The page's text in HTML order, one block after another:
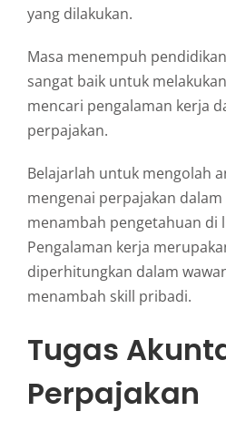
yang dilakukan.
Masa menempuh
sangat baik untuk
mencari pengalaman kerja
perpajakan.
Belajarlah untuk mengolah
mengenai perpajakan
menambah pengetahuan di
Pengalaman kerja
diperhitungkan dalam
menambah skill pribadi.
Tugas
Perpajakan